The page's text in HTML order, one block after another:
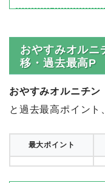
おやすみオルニ
移・過去最高P
おやすみオルニチン
と過去最高ポイント
最大ポイント